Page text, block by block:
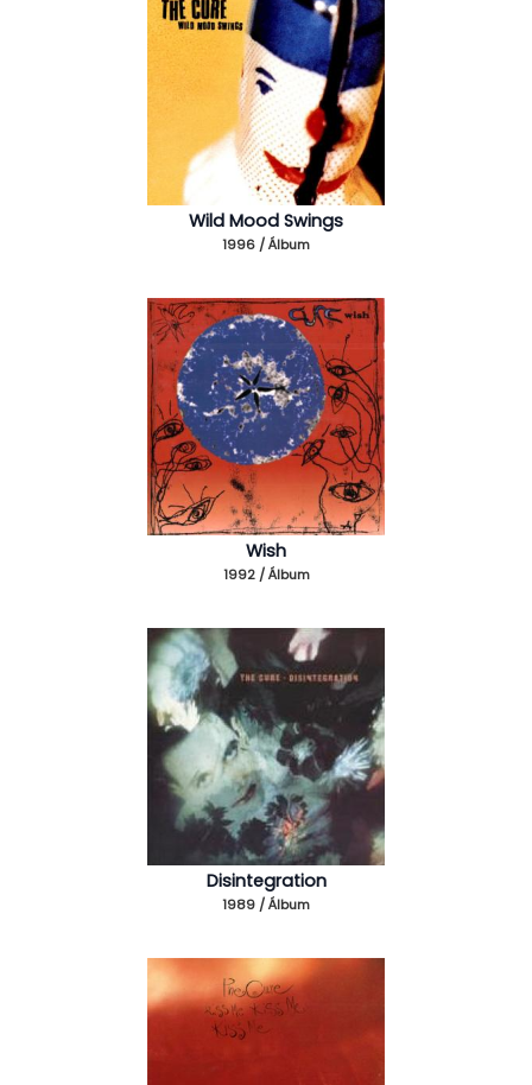
Wild Mood Swings
1996 / Álbum
Wish
1992 / Álbum
Disintegration
1989 / Álbum